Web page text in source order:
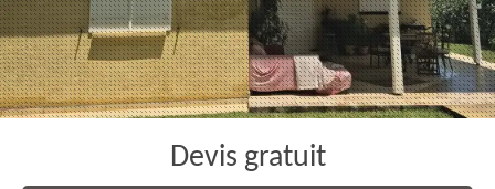
Devis gratuit